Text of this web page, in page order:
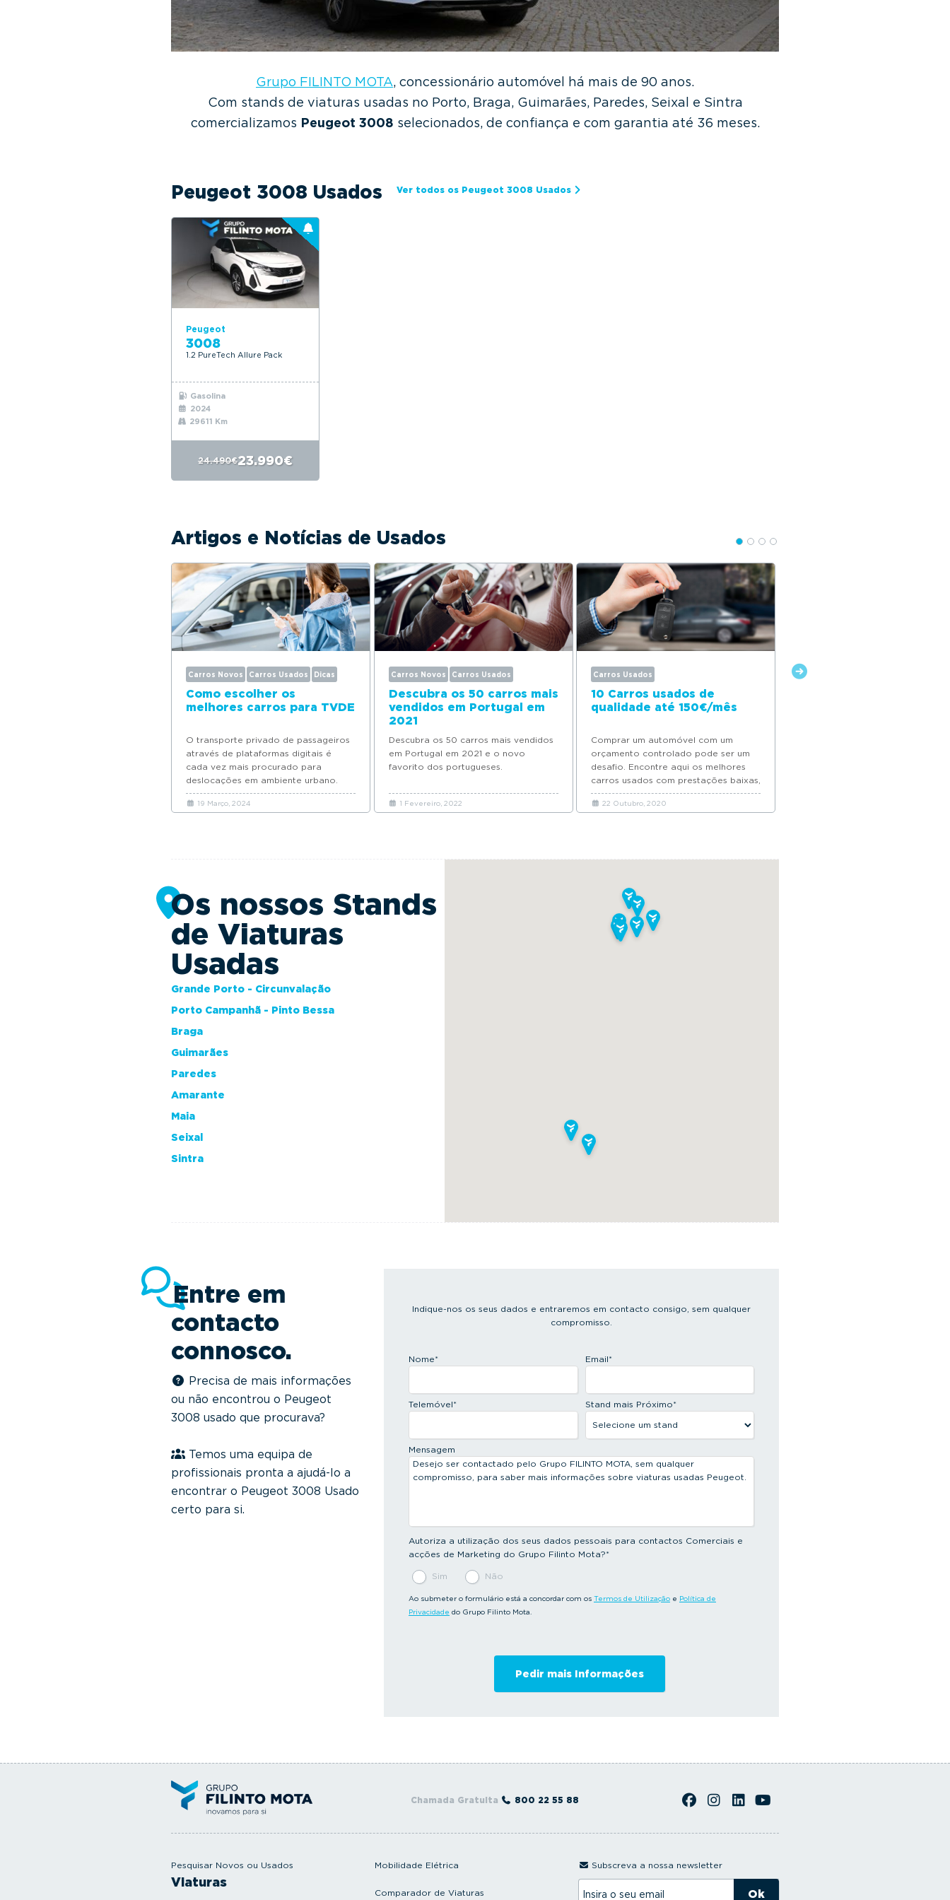
Grupo FILINTO MOTA, concessionário automóvel há mais de 90 anos.
Com stands de viaturas usadas no Porto, Braga, Guimarães, Paredes, Seixal e Sintra
comercializamos Peugeot 3008 selecionados, de confiança e com garantia até 36 meses.
Peugeot 3008 Usados Ver todos os Peugeot 3008 Usados
Peugeot
3008
1.2 PureTech Allure Pack
Gasolina
2024
29611 Km
24.490€23.990€
Artigos e Notícias de Usados
Carros Novos Carros Usados Dicas
Como escolher os
melhores carros para TVDE
O transporte privado de passageiros
através de plataformas digitais é
cada vez mais procurado para
deslocações em ambiente urbano.
Saiba como escolher os...
19 Março, 2024
Carros Novos Carros Usados
Descubra os 50 carros mais
vendidos em Portugal em
2021
Descubra os 50 carros mais vendidos
em Portugal em 2021 e o novo
favorito dos portugueses.
1 Fevereiro, 2022
Carros Usados
10 Carros usados de
qualidade até 150€/mês
Comprar um automóvel com um
orçamento controlado pode ser um
desafio. Encontre aqui os melhores
carros usados com prestações baixas,
até apenas 150€/mês.
22 Outubro, 2020
Carros Usados
Os nossos Stands
de Viaturas
Usadas
Grande Porto - Circunvalação
Porto Campanhã - Pinto Bessa
Braga
Guimarães
Paredes
Amarante
Maia
Seixal
Sintra
Entre em
contacto
connosco.
Precisa de mais informações
ou não encontrou o Peugeot
3008 usado que procurava?
Temos uma equipa de
profissionais pronta a ajudá-lo a
encontrar o Peugeot 3008 Usado
certo para si.
Indique-nos os seus dados e entraremos em contacto consigo, sem qualquer
compromisso.
Nome* Email*
Telemóvel* Stand mais Próximo*
Mensagem
Autoriza a utilização dos seus dados pessoais para contactos Comerciais e
acções de Marketing do Grupo Filinto Mota?*
Sim Não
Ao submeter o formulário está a concordar com os Termos de Utilização e Política de
Privacidade do Grupo Filinto Mota.
Chamada Gratuita 800 22 55 88
Pesquisar Novos ou Usados
Viaturas
Mobilidade Elétrica
Comparador de Viaturas
Subscreva a nossa newsletter